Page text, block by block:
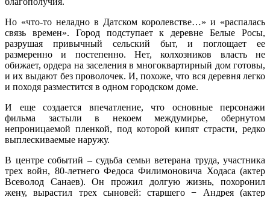
Но «что-то неладно в Датском королевстве…» и «распалась
связь времен». Город подступает к деревне Белые Росы,
разрушая привычный сельский быт, и поглощает ее
размеренно и постепенно. Нет, колхозников власть не
обижает, ордера на заселения в многоквартирный дом готовы,
и их выдают без проволочек. И, похоже, что вся деревня легко
и походя разместится в одном городском доме.
И еще создается впечатление, что основные персонажи
фильма застыли в некоем междумирье, обернутом
непроницаемой пленкой, под которой кипят страсти, редко
выплескиваемые наружу.
В центре событий – судьба семьи ветерана труда, участника
трех войн, 80-летнего Федоса Филимоновича Ходаса (актер
Всеволод Санаев). Он прожил долгую жизнь, похоронил
жену, вырастил трех сыновей: старшего − Андрея (актер